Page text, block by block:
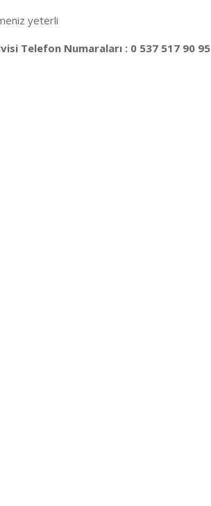
yeterli
Telefon Numaraları : 0 537 517 90 95